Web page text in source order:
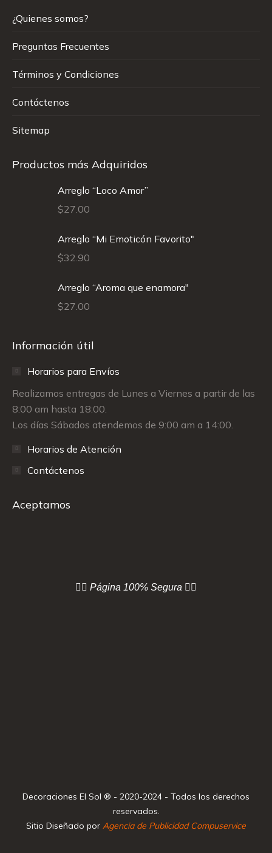
¿Quienes somos?
Preguntas Frecuentes
Términos y Condiciones
Contáctenos
Sitemap
Productos más Adquiridos
Arreglo “Loco Amor”
$27.00
Arreglo “Mi Emoticón Favorito"
$32.90
Arreglo “Aroma que enamora"
$27.00
Información útil
Horarios para Envíos
Realizamos entregas de Lunes a Viernes a partir de las
8:00 am hasta 18:00.
Los días Sábados atendemos de 9:00 am a 14:00.
Horarios de Atención
Contáctenos
Aceptamos
👇🏻 Página 100% Segura 👇🏻
Decoraciones El Sol ® - 2020-2024 - Todos los derechos
reservados.
Sitio Diseñado por Agencia de Publicidad Compuservice